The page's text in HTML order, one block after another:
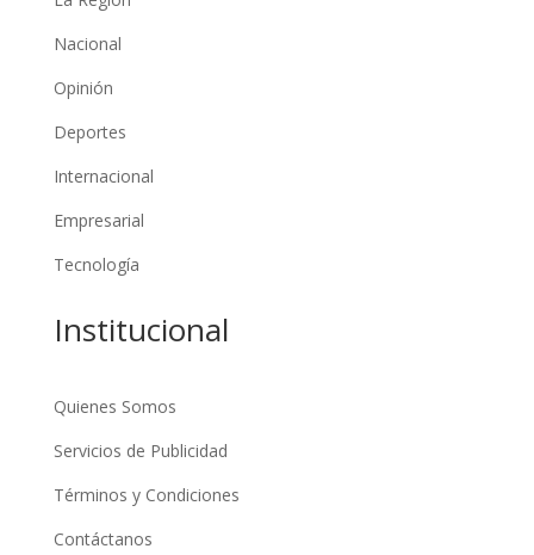
Nacional
Opinión
Deportes
Internacional
Empresarial
Tecnología
Institucional
Quienes Somos
Servicios de Publicidad
Términos y Condiciones
Contáctanos